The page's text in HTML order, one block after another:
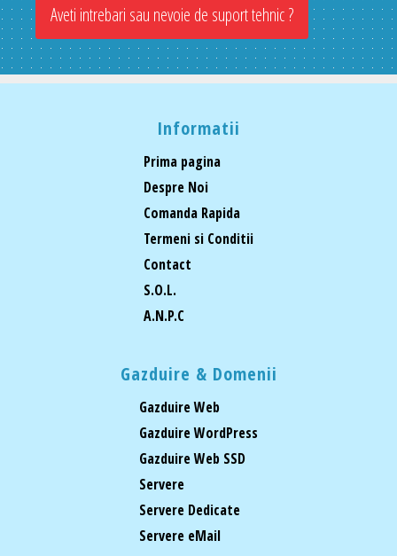
Aveti intrebari sau nevoie de suport tehnic ?
Informatii
Prima pagina
Despre Noi
Comanda Rapida
Termeni si Conditii
Contact
S.O.L.
A.N.P.C
Gazduire & Domenii
Gazduire Web
Gazduire WordPress
Gazduire Web SSD
Servere
Servere Dedicate
Servere eMail